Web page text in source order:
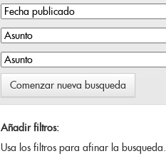
Comenzar nueva busqueda
Añadir filtros:
Usa los filtros para afinar la busqueda.